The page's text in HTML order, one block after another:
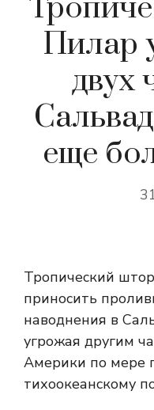
Пилар
двух
еще
Тропический
приносить
наводнения в
угрожая другим
Америки по мере
тихоокеанскому